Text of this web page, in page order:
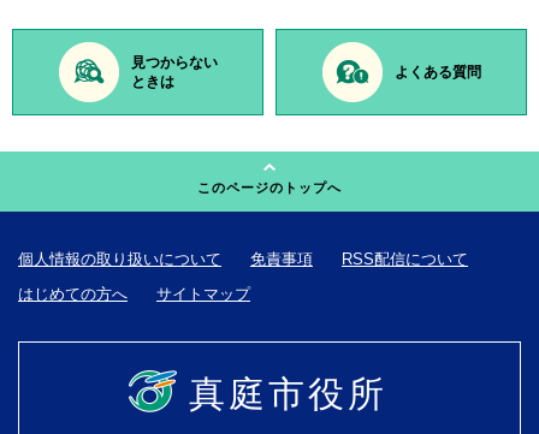
見つからない
ときは
よくある質問
このページのトップへ
個人情報の取り扱いについて 免責事項
RSS配信について
はじめての方へ
サイトマップ
真庭市役所